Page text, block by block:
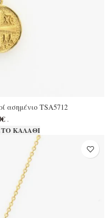
ασημένιο TSA5712
€ .
ΚΑΛΆΘΙ